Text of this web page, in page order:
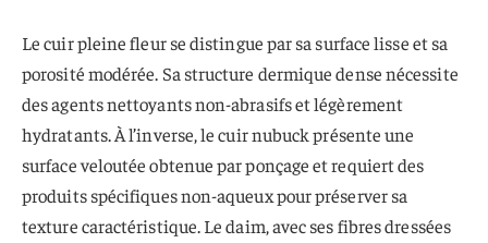
Le cuir pleine fleur se distingue par sa surface lisse et sa
porosité modérée. Sa structure dermique dense nécessite
des agents nettoyants non-abrasifs et légèrement
hydratants. À l’inverse, le cuir nubuck présente une
surface veloutée obtenue par ponçage et requiert des
produits spécifiques non-aqueux pour préserver sa
texture caractéristique. Le daim, avec ses fibres dressées